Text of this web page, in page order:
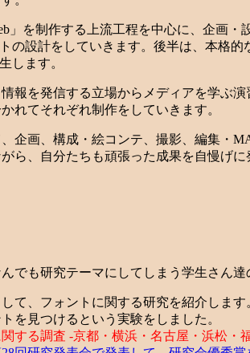
」を制作する上流工程を中心に、企画
の設計をしていきます。後半は、本格
します。
情報を発信する立場からメディアを学ぶ
れてそれぞれ制作をしていきます。
企画、構成・絵コンテ、撮影、編集・
ら、自分たちも頑張った成果を自慢げに
でも研究テーマにしてしまう学生さん
て、フォントに関する研究を紹介しま
を見つけるという実験をしました。
する調査 -京都・横浜・名古屋・浜松・